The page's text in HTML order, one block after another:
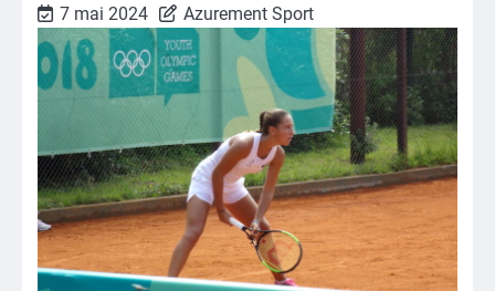
7 mai 2024 Azurement Sport